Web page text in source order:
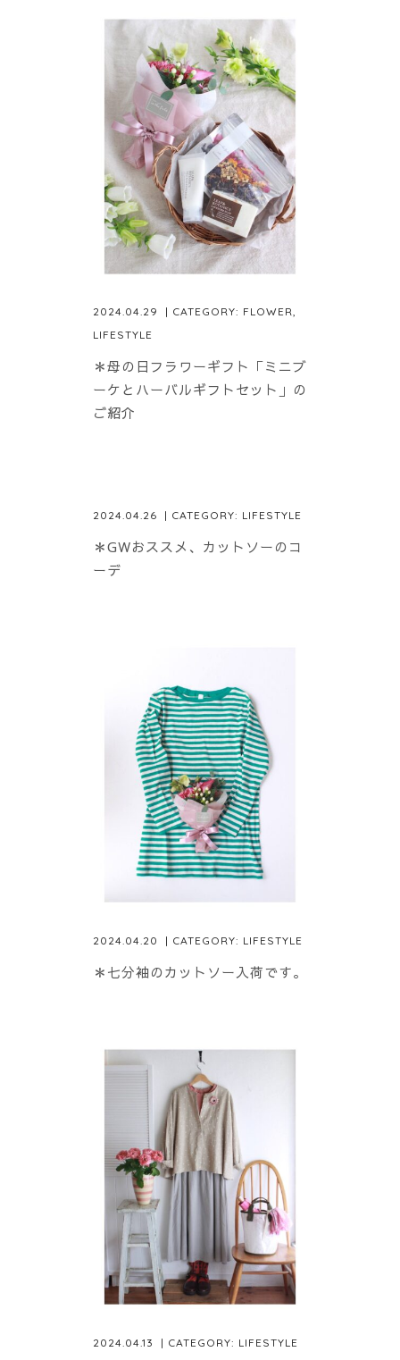
2024.04.29 | CATEGORY: FLOWER,
LIFESTYLE
＊母の日フラワーギフト「ミニブ
ーケとハーバルギフトセット」の
ご紹介
2024.04.26 | CATEGORY: LIFESTYLE
＊GWおススメ、カットソーのコ
ーデ
2024.04.20 | CATEGORY: LIFESTYLE
＊七分袖のカットソー入荷です。
2024.04.13 | CATEGORY: LIFESTYLE